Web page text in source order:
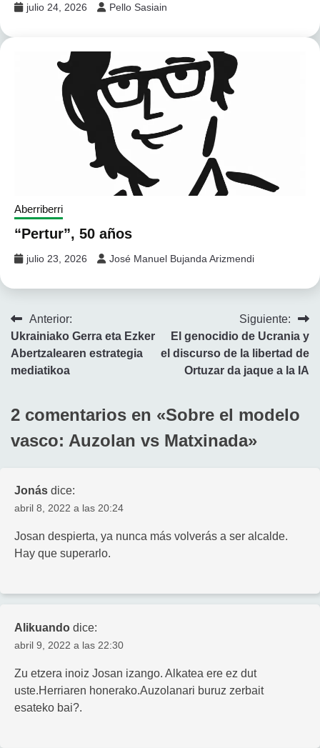
julio 24, 2026 Pello Sasiain
Aberriberri
“Pertur”, 50 años
julio 23, 2026 José Manuel Bujanda Arizmendi
Navegación
de
entradas
Anterior:
Ukrainiako Gerra eta Ezker
Abertzalearen estrategia
mediatikoa
Siguiente:
El genocidio de Ucrania y
el discurso de la libertad de
Ortuzar da jaque a la IA
2 comentarios en «Sobre el modelo
vasco: Auzolan vs Matxinada»
Jonás dice:
abril 8, 2022 a las 20:24
Josan despierta, ya nunca más volverás a ser alcalde.
Hay que superarlo.
Alikuando dice:
abril 9, 2022 a las 22:30
Zu etzera inoiz Josan izango. Alkatea ere ez dut
uste.Herriaren honerako.Auzolanari buruz zerbait
esateko bai?.